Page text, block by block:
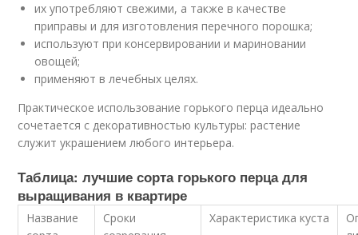
их употребляют свежими, а также в качестве
приправы и для изготовления перечного порошка;
используют при консервировании и мариновании
овощей;
применяют в лечебных целях.
Практическое использование горького перца идеально
сочетается с декоративностью культуры: растение
служит украшением любого интерьера.
Таблица: лучшие сорта горького перца для
выращивания в квартире
Название
Сроки
Характеристика куста